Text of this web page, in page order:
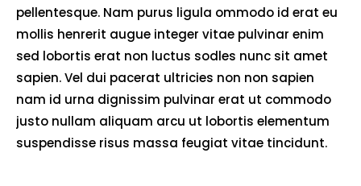
pellentesque. Nam purus ligula ommodo id erat eu
mollis henrerit augue integer vitae pulvinar enim
sed lobortis erat non luctus sodles nunc sit amet
sapien. Vel dui pacerat ultricies non non sapien
nam id urna dignissim pulvinar erat ut commodo
justo nullam aliquam arcu ut lobortis elementum
suspendisse risus massa feugiat vitae tincidunt.